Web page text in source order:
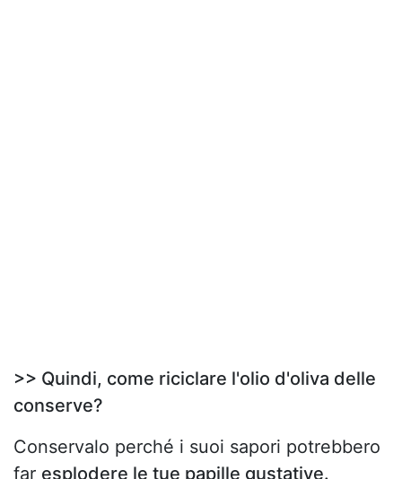
>> Quindi, come riciclare l'olio d'oliva delle
conserve?
Conservalo perché i suoi sapori potrebbero
far esplodere le tue papille gustative.